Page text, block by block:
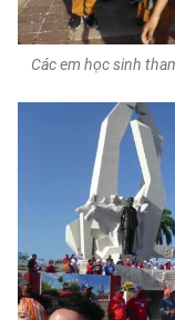
Các em học sinh